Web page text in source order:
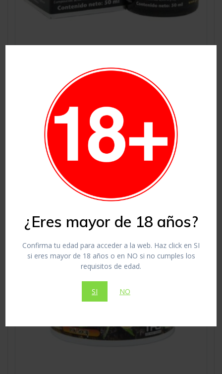
¿Eres mayor de 18 años?
Confirma tu edad para acceder a la web. Haz click en SI
si eres mayor de 18 años o en NO si no cumples los
requisitos de edad.
SI NO
Añadir al carrito